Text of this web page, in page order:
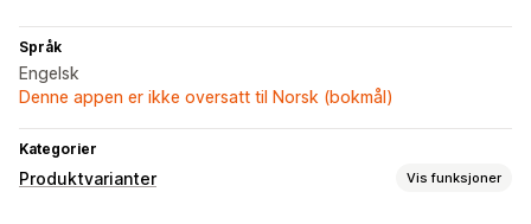
Språk
Engelsk
Denne appen er ikke oversatt til Norsk (bokmål)
Kategorier
Produktvarianter Vis funksjoner